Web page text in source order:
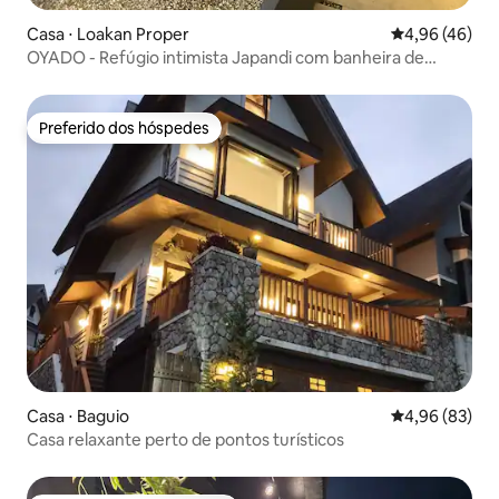
Casa ⋅ Loakan Proper 4,96 de uma
4,96 (46)
OYADO - Refúgio intimista Japandi com banheira de
Preferido dos hóspedes
Preferido dos hóspedes
Casa ⋅ Baguio 4,96 de uma
4,96 (83)
Casa relaxante perto de pontos turísticos